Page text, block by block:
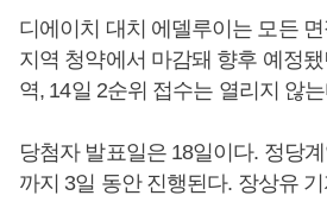
디에이치 대치 에델루이는 모든
지역 청약에서 마감돼 향후 예정
역, 14일 2순위 접수는 열리지 않
당첨자 발표일은 18일이다. 정당
까지 3일 동안 진행된다. 장상유